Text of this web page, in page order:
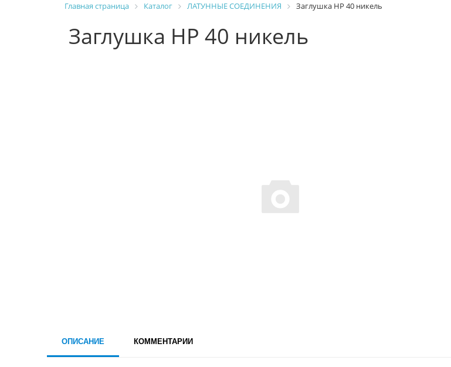
Главная страница Каталог ЛАТУННЫЕ СОЕДИНЕНИЯ Заглушка НР 40 никель
Заглушка НР 40 никель
ОПИСАНИЕ КОММЕНТАРИИ